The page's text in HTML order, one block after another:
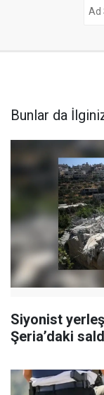
Bunlar da
Siyonist
Şeria’daki